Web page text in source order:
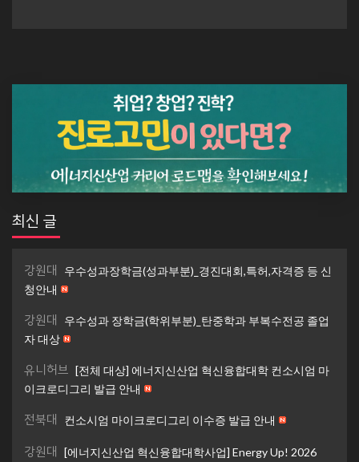
최신 글
강원대
우수성과장학금(성과부분)_경진대회,특허,자격증 등 신
청안내
강원대
우수성과 장학금(학위부분)_탄중학과 부복수전공 졸업
자 대상
유니허브 [전체 대상] 에너지신산업 혁신융합대학 컨소시엄 마
이크로디그리 발급 안내
전북대 컨소시엄 마이크로디그리 이수증 발급 안내
강원대 [에너지신산업 혁신융합대학사업] Energy Up! 2026